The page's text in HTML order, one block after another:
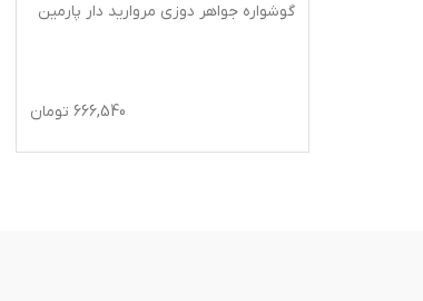
گوشواره جواهر دوزی مروارید دار پارمین
666,540 تومان